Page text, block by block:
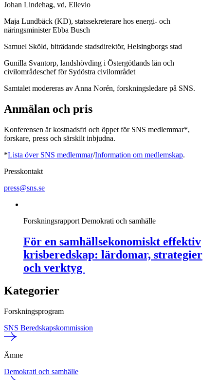
Johan Lindehag, vd, Ellevio
Maja Lundbäck (KD), statssekreterare hos energi- och
näringsminister Ebba Busch
Samuel Sköld, biträdande stadsdirektör, Helsingborgs stad
Gunilla Svantorp, landshövding i Östergötlands län och
civilområdeschef för Sydöstra civilområdet
Samtalet modereras av Anna Norén, forskningsledare på SNS.
Anmälan och pris
Konferensen är kostnadsfri och öppet för SNS medlemmar*,
forskare, press och särskilt inbjudna.
*Lista över SNS medlemmar/Information om medlemskap.
Presskontakt
press@sns.se
Forskningsrapport Demokrati och samhälle
För en samhällsekonomiskt effektiv
krisberedskap: lärdomar, strategier
och verktyg
Kategorier
Forskningsprogram
SNS Beredskapskommission
Ämne
Demokrati och samhälle